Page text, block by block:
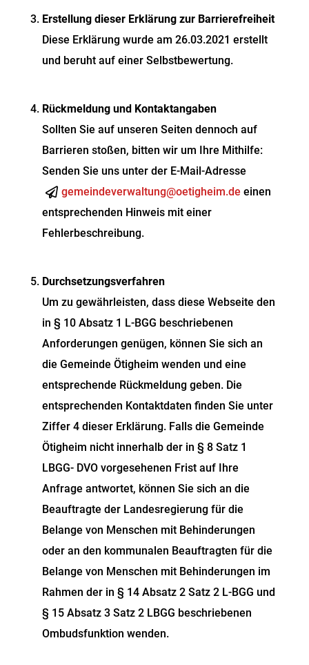
Erstellung dieser Erklärung zur Barrierefreiheit
Diese Erklärung wurde am 26.03.2021 erstellt
und beruht auf einer Selbstbewertung.
Rückmeldung und Kontaktangaben
Sollten Sie auf unseren Seiten dennoch auf
Barrieren stoßen, bitten wir um Ihre Mithilfe:
Senden Sie uns unter der E-Mail-Adresse
gemeindeverwaltung@oetigheim.de einen
entsprechenden Hinweis mit einer
Fehlerbeschreibung.
Durchsetzungsverfahren
Um zu gewährleisten, dass diese Webseite den
in § 10 Absatz 1 L-BGG beschriebenen
Anforderungen genügen, können Sie sich an
die Gemeinde Ötigheim wenden und eine
entsprechende Rückmeldung geben. Die
entsprechenden Kontaktdaten finden Sie unter
Ziffer 4 dieser Erklärung. Falls die Gemeinde
Ötigheim nicht innerhalb der in § 8 Satz 1
LBGG- DVO vorgesehenen Frist auf Ihre
Anfrage antwortet, können Sie sich an die
Beauftragte der Landesregierung für die
Belange von Menschen mit Behinderungen
oder an den kommunalen Beauftragten für die
Belange von Menschen mit Behinderungen im
Rahmen der in § 14 Absatz 2 Satz 2 L-BGG und
§ 15 Absatz 3 Satz 2 LBGG beschriebenen
Ombudsfunktion wenden.